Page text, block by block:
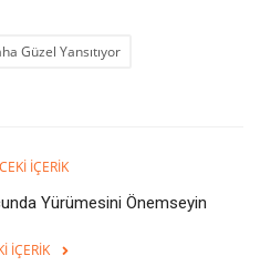
Güzel Yansıtıyor
İÇERIK
Yürümesini Önemseyin
İÇERIK